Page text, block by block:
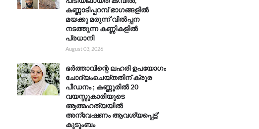
കണ്ണാടിപ്പറമ്പ് ഭാഗങ്ങളിൽ
മയക്കു മരുന്ന് വിൽപ്പന
നടത്തുന്ന കണ്ണികളിൽ
പ്രധാനി
August 03, 2026
ഭർത്താവിന്റെ ലഹരി ഉപയോഗം
ചോദ്യംചെയ്തതിന് ക്രൂര
പീഡനം ; കണ്ണൂരിൽ 20
വയസ്സുകാരിയുടെ
ആത്മഹത്യയിൽ
അന്വേഷണം ആവശ്യപ്പെട്ട്
കുടുംബം